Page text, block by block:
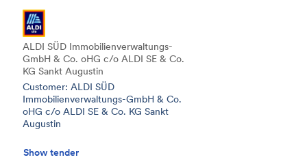
ALDI SÜD Immobilienverwaltungs-
GmbH & Co. oHG c/o ALDI SE & Co.
KG Sankt Augustin
Customer: ALDI SÜD
Immobilienverwaltungs-GmbH & Co.
oHG c/o ALDI SE & Co. KG Sankt
Augustin
Show tender